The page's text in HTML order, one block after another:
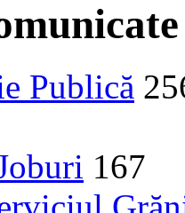
Publică
167